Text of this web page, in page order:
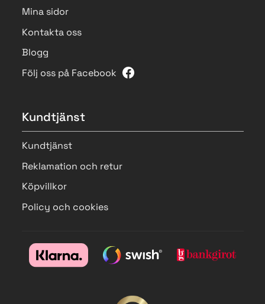
Mina sidor
Kontakta oss
Blogg
Följ oss på Facebook
Kundtjänst
Kundtjänst
Reklamation och retur
Köpvillkor
Policy och cookies